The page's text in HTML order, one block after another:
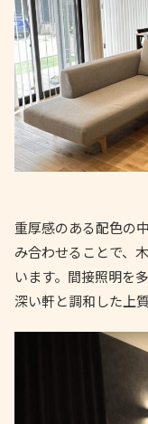
重厚感のある配色の
み合わせることで、
います。間接照明を
深い軒と調和した上